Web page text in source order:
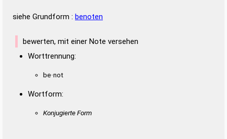
siehe Grundform : benoten
bewerten, mit einer Note versehen
Worttrennung:
be·not
Wortform:
Konjugierte Form